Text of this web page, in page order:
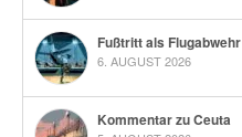
Fußtritt als Flugabwehr
6. AUGUST 2026
Kommentar zu Ceuta